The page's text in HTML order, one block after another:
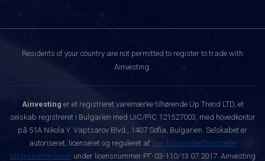
Residents of your country are not permitted to register to trade with
Ainvesting.
Ainvesting er et registreret varemærke tilhørende Up Trend LTD, et
selskab registreret i Bulgarien med UIC/PIC 121527003, med hovedkontor
på 51A Nikola Y. Vaptsarov Blvd., 1407 Sofia, Bulgarien. Selskabet er
autoriseret, licenseret og reguleret af den bulgarske finansielle
tilsynskommission under licensnummer РГ-03-110/13.07.2017. Ainvesting